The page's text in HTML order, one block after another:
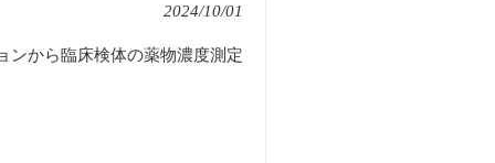
2024/10/01
ンから臨床検体の薬物濃度測定